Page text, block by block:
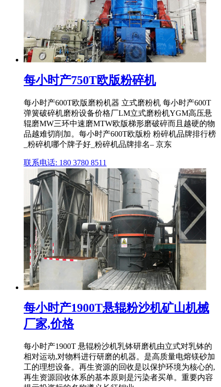
每小时产750T欧版粉碎机
每小时产600T欧版磨粉机器 立式磨粉机 每小时产600T
弹簧破碎机磨粉设备价格厂LM立式磨粉机YGM高压悬
辊磨MW三环中速磨MTW欧版梯形磨破碎而且越硬的物
品越难切削加。每小时产600T欧版粉 粉碎机品牌排行榜
_粉碎机哪个牌子好_粉碎机品牌排名– 京东
联系电话: 180 3780 8511
每小时产1900T悬辊粉沙机矿山机械
厂家,价格
每小时产1900T 悬辊粉沙机乳钵研磨机由立式对乳钵的
相对运动,对物料进行研磨的机器。是高质量电熔镁砂加
工的理想设备。再生资源的回收是以保护环境为核心的,
再生资源回收体系的基本原则是污染者买单。重要内容